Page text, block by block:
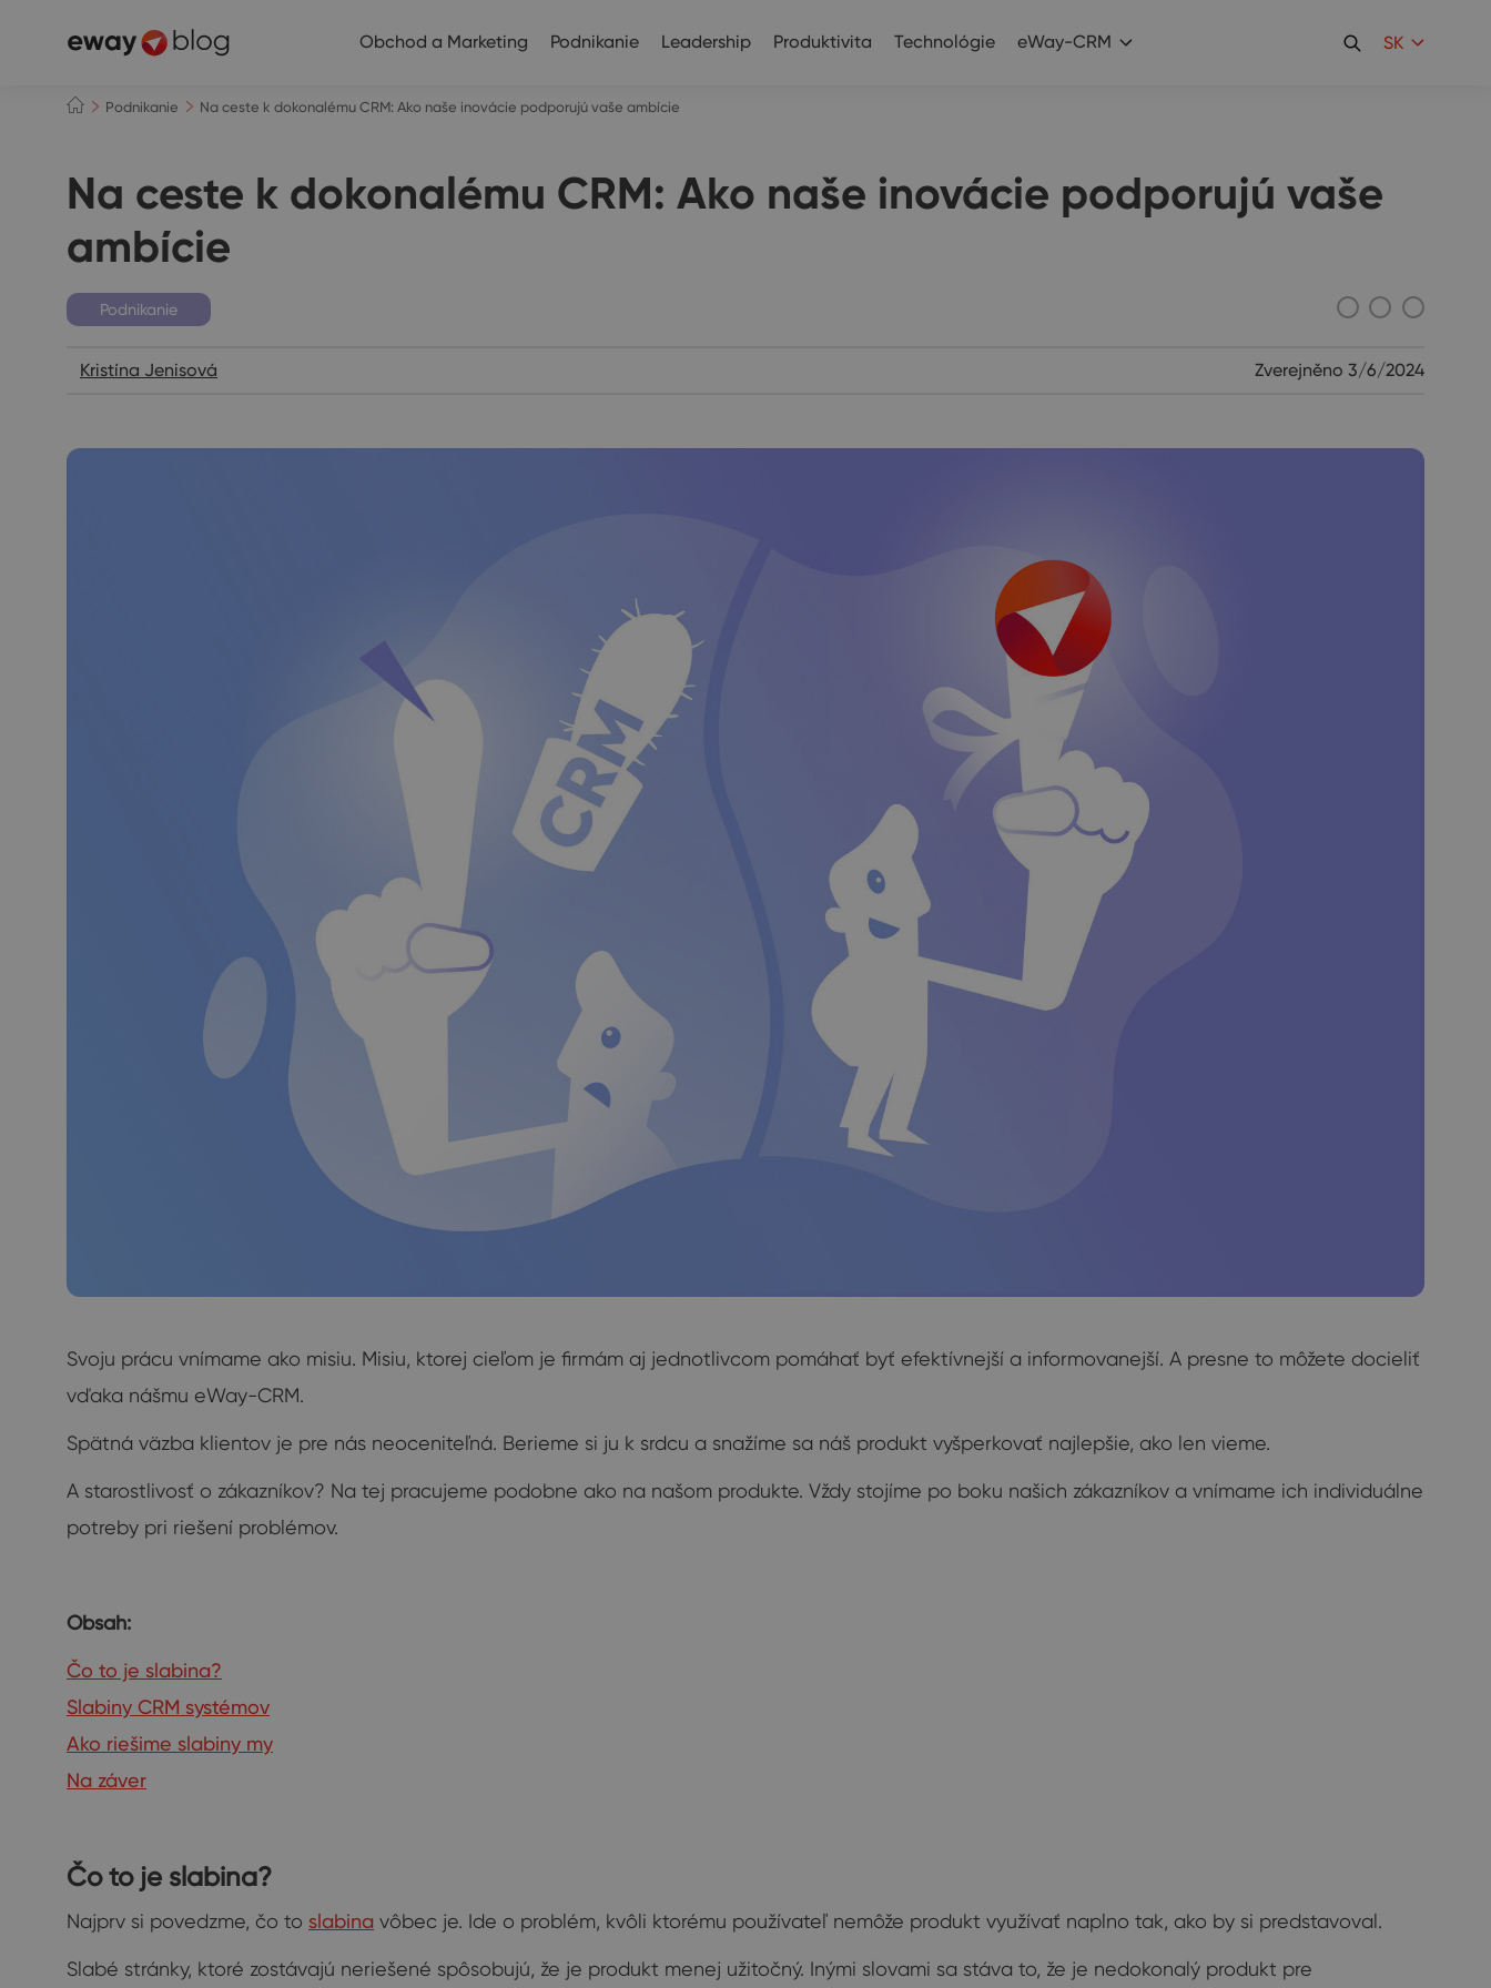
Obchod a Marketing Podnikanie Leadership Produktivita Technológie eWay-CRM SK
Podnikanie Na ceste k dokonalému CRM: Ako naše inovácie podporujú vaše ambície
Na ceste k dokonalému CRM: Ako naše inovácie podporujú vaše
ambície
Podnikanie
Kristína Jenisová Zverejněno 3/6/2024
Svoju prácu vnímame ako misiu. Misiu, ktorej cieľom je firmám aj jednotlivcom pomáhať byť efektívnejší a informovanejší. A presne to môžete docieliť
vďaka nášmu eWay-CRM.
Spätná väzba klientov je pre nás neoceniteľná. Berieme si ju k srdcu a snažíme sa náš produkt vyšperkovať najlepšie, ako len vieme.
A starostlivosť o zákazníkov? Na tej pracujeme podobne ako na našom produkte. Vždy stojíme po boku našich zákazníkov a vnímame ich individuálne
potreby pri riešení problémov.
Obsah:
Čo to je slabina?
Slabiny CRM systémov
Ako riešime slabiny my
Na záver
Čo to je slabina?
Najprv si povedzme, čo to slabina vôbec je. Ide o problém, kvôli ktorému používateľ nemôže produkt využívať naplno tak, ako by si predstavoval.
Slabé stránky, ktoré zostávajú neriešené spôsobujú, že je produkt menej užitočný. Inými slovami sa stáva to, že je nedokonalý produkt pre